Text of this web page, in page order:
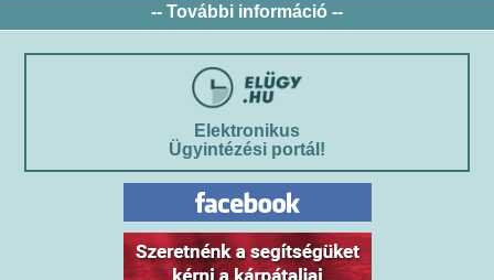
-- További információ --
Elektronikus
Ügyintézési portál!